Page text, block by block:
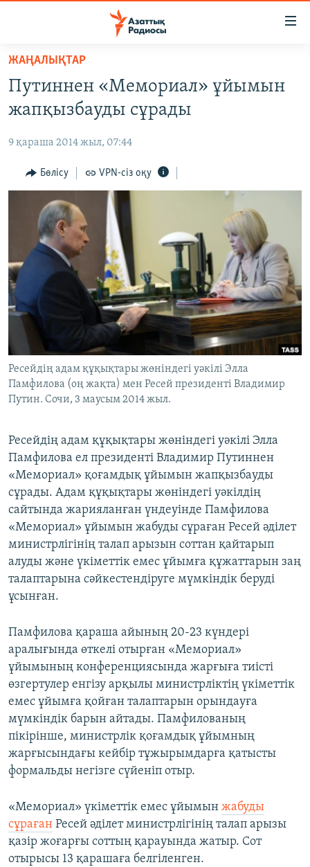
Skip
main
content
to
Navigation
Skip
САЯСАТ
ҚАҢТАР ОҚИҒАСЫ
АДАМ ҚҰҚЫҚТАРЫ
ӘЛЕУМЕТ
ӘЛЕМ
АРНАЙЫ ЖОБАЛАР
Русский
ЖАЗЫЛЫҢЫЗ
Басқа тілдерде
ЖАҢАЛЫҚТАР
Путиннен «Мемориал» ұйымын
жапқызбауды сұрады
9 қараша 2014 жыл, 07:44
Бөлісу VPN-сіз оқу
Ресейдің адам құқықтары жөніндегі уәкілі Элла
Памфилова (оң жақта) мен Ресей президенті Владимир
Путин. Сочи, 3 маусым 2014 жыл.
Ресейдің адам құқықтары жөніндегі уәкілі Элла
Памфилова ел президенті Владимир Путиннен
«Мемориал» қоғамдық ұйымын жапқызбауды
сұрады. Адам құқықтары жөніндегі уәкілдің
сайтында жарияланған үндеуінде Памфилова
«Мемориал» ұйымын жабуды сұраған Ресей әділет
министрлігінің талап арызын соттан қайтарып
алуды және үкіметтік емес ұйымға құжаттарын заң
талаптарына сәйкестендіруге мүмкіндік беруді
ұсынған.
Памфилова қараша айының 20-23 күндері
аралығында өткелі отырған «Мемориал»
ұйымының конференциясында жарғыға тиісті
өзгертулер енгізу арқылы министрліктің үкіметтік
емес ұйымға қойған талаптарын орындауға
мүмкіндік барын айтады. Памфилованың
пікірінше, министрлік қоғамдық ұйымның
жарғысындағы кейбір тұжырымдарға қатысты
формальды негізге сүйеніп отыр.
«Мемориал» үкіметтік емес ұйымын жабуды
сұраған Ресей әділет министрлігінің талап арызы
қазір жоғарғы соттың қарауында жатыр. Сот
отырысы 13 қарашаға белгіленген.